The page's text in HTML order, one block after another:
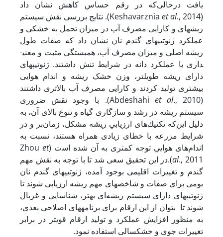
یافت درحالی‌که در رقم حساس کاهش نشان داد
(Keshavarznia
et al
., 2014). نتایج بررسی نقش سیستم
ریشه­ای و کارایی مصرف آب در میزان تحمل به خشکی و
عملکرد ژنوتیپ­های گندم نان نشان داد که صفات طول
ریشه اصلی و میزان مصرف آب، همبستگی مثبت و معنی­
داری با عملکرد دانه در شرایط تنش داشتند. ژنوتیپ­های
دارای ریشه طویل­تر، وزن خشک ریشه و اندام هوایی
بیشتری تولید کردند و کارایی مصرف آب بالاتری داشتند
(Abdeshahi
et al
., 2010). با وجود ﻧﻘﺶ ﺿﺮوری
ﺳﻴﺴﺘﻢ رﻳﺸﻪ در رﺷﺪ و ﺳﺎزﮔﺎری ﮔﻴﺎه و ﺗﻨﻮع ﺑﺎﻻی آن، به
دلیل این‌که ﺗﻜﻨﻴﻚ­ﻫﺎی ارزﻳﺎﺑﻲ رﻳﺸﻪ ﻣﺸﻜﻞ، زﻣﺎنﺑﺮ و در
ﺷﺮاﻳﻂ ﻣﺰرﻋﻪ ﺑﺎ ﺧﻄﺎی زﻳﺎدی ﻫﻤﺮاه ﻫﺴﺘﻨﺪ، ﻧﺴﺒﺖ ﺑﻪ
اﻧﺪامﻫﺎی ﻫﻮاﻳﻲ ﺗﻮﺟﻪ ﻛﻤﺘﺮی ﺑﻪ آن ﺷﺪه اﺳت (Zhouet
al., 2011).در این تحقیق سعی شد تا با توجه به نقش مهم
گندم و تغییرات اقلیمی بوجود آمده، ژنوتیپ­های گندم نان
بومی برای صفات و شاخص­های مهم ریشه ارزیابی شوند تا
ژنوتیپ­های دارای سیستم ریشه‌ا­ی بهتر، شناسایی و غربال
شوند تا بتوان از این ارقام برای برنامه­های اصلاحی بعدی،
به منظور افزایش عملکرد و تولید ارقام قویتر در برابر
تغییرات جوی و خشکسالی استفاده نمود.